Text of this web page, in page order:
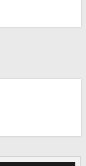
2027主題歌)